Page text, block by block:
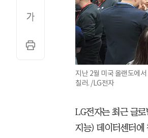
지난 2월 미국 올랜도에
칠러. /LG전자
LG전자는 최근 글
지능) 데이터센터에